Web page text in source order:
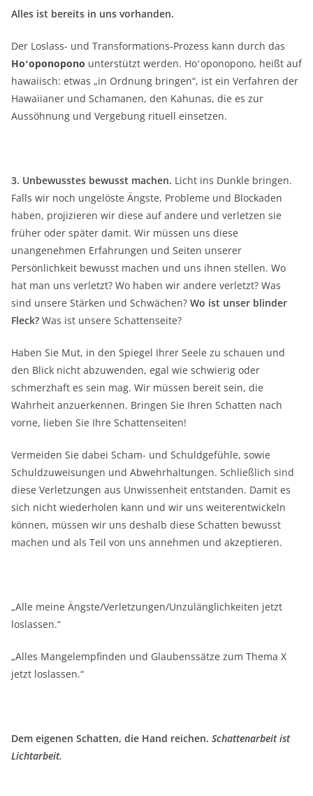
Alles ist bereits in uns vorhanden.
Der Loslass- und Transformations-Prozess kann durch das
Hoʻoponopono unterstützt werden. Hoʻoponopono, heißt auf
hawaiisch: etwas „in Ordnung bringen“, ist ein Verfahren der
Hawaiianer und Schamanen, den Kahunas, die es zur
Aussöhnung und Vergebung rituell einsetzen.
3. Unbewusstes bewusst machen. Licht ins Dunkle bringen.
Falls wir noch ungelöste Ängste, Probleme und Blockaden
haben, projizieren wir diese auf andere und verletzen sie
früher oder später damit. Wir müssen uns diese
unangenehmen Erfahrungen und Seiten unserer
Persönlichkeit bewusst machen und uns ihnen stellen. Wo
hat man uns verletzt? Wo haben wir andere verletzt? Was
sind unsere Stärken und Schwächen? Wo ist unser blinder
Fleck? Was ist unsere Schattenseite?
Haben Sie Mut, in den Spiegel Ihrer Seele zu schauen und
den Blick nicht abzuwenden, egal wie schwierig oder
schmerzhaft es sein mag. Wir müssen bereit sein, die
Wahrheit anzuerkennen. Bringen Sie Ihren Schatten nach
vorne, lieben Sie Ihre Schattenseiten!
Vermeiden Sie dabei Scham- und Schuldgefühle, sowie
Schuldzuweisungen und Abwehrhaltungen. Schließlich sind
diese Verletzungen aus Unwissenheit entstanden. Damit es
sich nicht wiederholen kann und wir uns weiterentwickeln
können, müssen wir uns deshalb diese Schatten bewusst
machen und als Teil von uns annehmen und akzeptieren.
„Alle meine Ängste/Verletzungen/Unzulänglichkeiten jetzt
loslassen.“
„Alles Mangelempfinden und Glaubenssätze zum Thema X
jetzt loslassen.“
Dem eigenen Schatten, die Hand reichen. Schattenarbeit ist
Lichtarbeit.